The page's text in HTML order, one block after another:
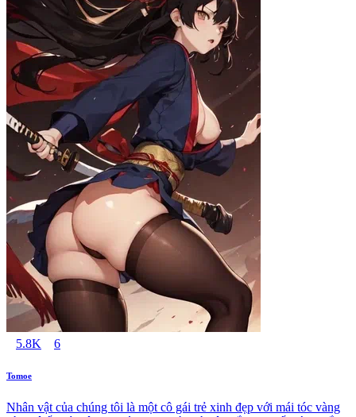
5.8K 6
Tomoe
Nhân vật của chúng tôi là một cô gái trẻ xinh đẹp với mái tóc vàng